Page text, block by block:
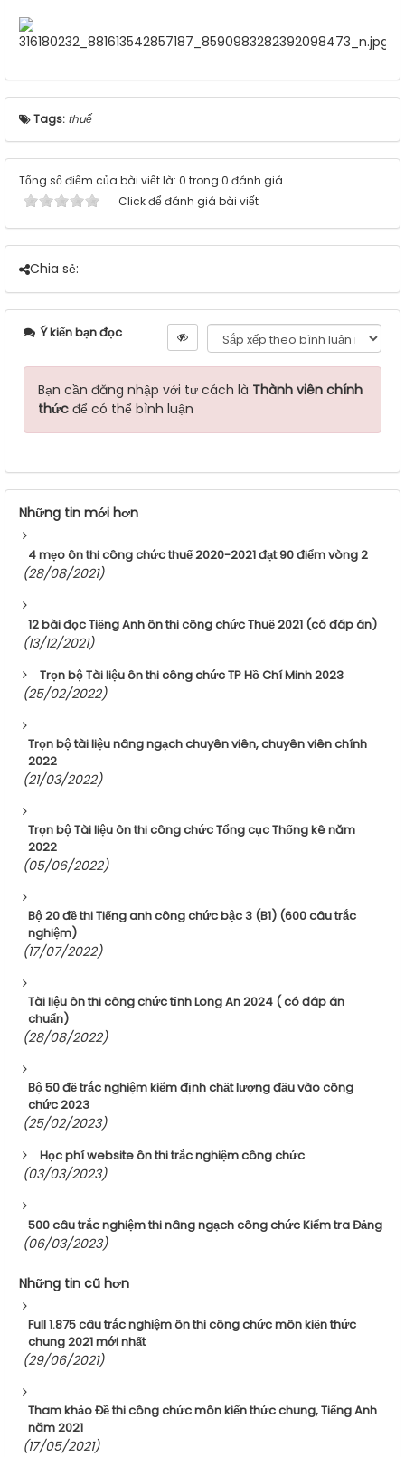
Tags: thuế
Tổng số điểm của bài viết là: 0 trong 0 đánh giá
Click để đánh giá bài viết
Chia sẻ:
Ý kiến bạn đọc
Bạn cần đăng nhập với tư cách là Thành viên chính
thức để có thể bình luận
Những tin mới hơn
4 mẹo ôn thi công chức thuế 2020-2021 đạt 90 điểm vòng 2
(28/08/2021)
12 bài đọc Tiếng Anh ôn thi công chức Thuế 2021 (có đáp án)
(13/12/2021)
Trọn bộ Tài liệu ôn thi công chức TP Hồ Chí Minh 2023
(25/02/2022)
Trọn bộ tài liệu nâng ngạch chuyên viên, chuyên viên chính
2022
(21/03/2022)
Trọn bộ Tài liệu ôn thi công chức Tổng cục Thống kê năm
2022
(05/06/2022)
Bộ 20 đề thi Tiếng anh công chức bậc 3 (B1) (600 câu trắc
nghiệm)
(17/07/2022)
Tài liệu ôn thi công chức tỉnh Long An 2024 ( có đáp án
chuẩn)
(28/08/2022)
Bộ 50 đề trắc nghiệm kiểm định chất lượng đầu vào công
chức 2023
(25/02/2023)
Học phí website ôn thi trắc nghiệm công chức
(03/03/2023)
500 câu trắc nghiệm thi nâng ngạch công chức Kiểm tra Đảng
(06/03/2023)
Những tin cũ hơn
Full 1.875 câu trắc nghiệm ôn thi công chức môn kiến thức
chung 2021 mới nhất
(29/06/2021)
Tham khảo Đề thi công chức môn kiến thức chung, Tiếng Anh
năm 2021
(17/05/2021)